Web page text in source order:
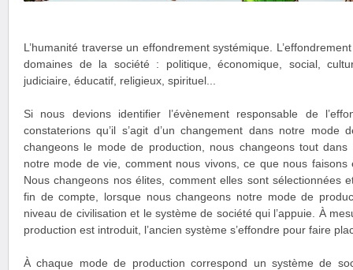
L’humanité traverse un effondrement systémique.
domaines de la société : politique, économique, social,
judiciaire, éducatif, religieux, spirituel...
Si nous devions identifier l’évènement responsable de
constaterions qu’il s’agit d’un changement dans notre mode
changeons le mode de production, nous changeons tout
notre mode de vie, comment nous vivons, ce que nous
Nous changeons nos élites, comment elles sont sélectionnées
fin de compte, lorsque nous changeons notre mode de
niveau de civilisation et le système de société qui l’appuie. À
production est introduit, l’ancien système s’effondre pour faire
À chaque mode de production correspond un système de